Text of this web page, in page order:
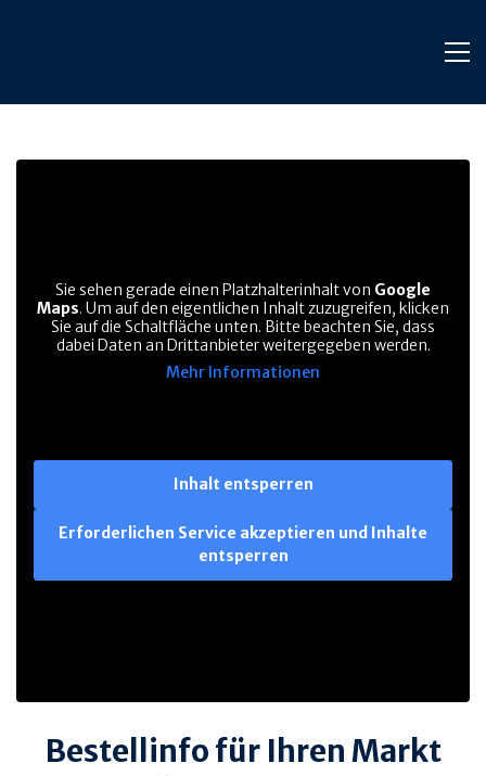
Sie sehen gerade einen Platzhalterinhalt von Google
Maps. Um auf den eigentlichen Inhalt zuzugreifen, klicken
Sie auf die Schaltfläche unten. Bitte beachten Sie, dass
dabei Daten an Drittanbieter weitergegeben werden.
Mehr Informationen
Inhalt entsperren
Erforderlichen Service akzeptieren und Inhalte
entsperren
Bestellinfo für Ihren Markt